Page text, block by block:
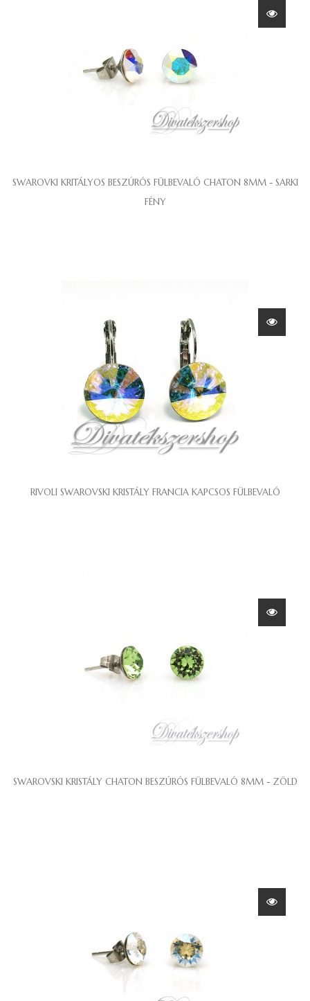
SWAROVKI KRITÁLYOS BESZÚRÓS FÜLBEVALÓ CHATON 8MM - SARKI
FÉNY
RIVOLI SWAROVSKI KRISTÁLY FRANCIA KAPCSOS FÜLBEVALÓ
SWAROVSKI KRISTÁLY CHATON BESZÚRÓS FÜLBEVALÓ 8MM - ZÖLD